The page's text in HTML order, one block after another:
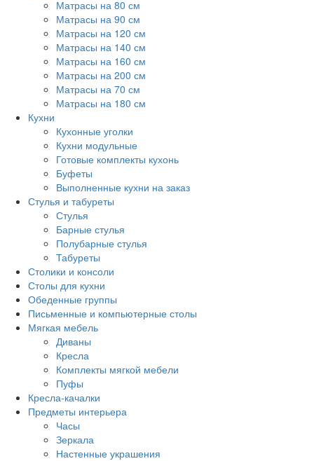
Матрасы на 80 см
Матрасы на 90 см
Матрасы на 120 см
Матрасы на 140 см
Матрасы на 160 см
Матрасы на 200 см
Матрасы на 70 см
Матрасы на 180 см
Кухни
Кухонные уголки
Кухни модульные
Готовые комплекты кухонь
Буфеты
Выполненные кухни на заказ
Стулья и табуреты
Стулья
Барные стулья
Полубарные стулья
Табуреты
Столики и консоли
Столы для кухни
Обеденные группы
Письменные и компьютерные столы
Мягкая мебель
Диваны
Кресла
Комплекты мягкой мебели
Пуфы
Кресла-качалки
Предметы интерьера
Часы
Зеркала
Настенные украшения